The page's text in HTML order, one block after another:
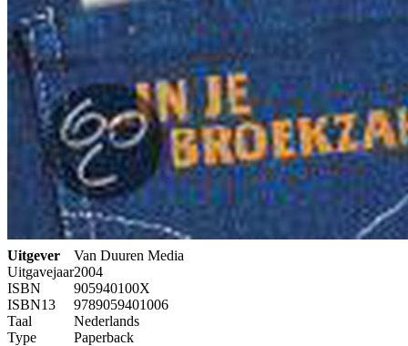
Uitgever
Van Duuren Media
Uitgavejaar2004
ISBN
905940100X
ISBN13
9789059401006
Taal
Nederlands
Type
Paperback